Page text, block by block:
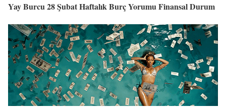
Yay Burcu 28 Şubat Haftalık Burç Yorumu Finansal Durum